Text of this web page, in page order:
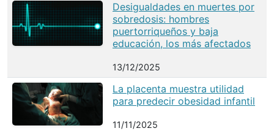
Desigualdades en muertes por
sobredosis: hombres
puertorriqueños y baja
educación, los más afectados
13/12/2025
La placenta muestra utilidad
para predecir obesidad infantil
11/11/2025